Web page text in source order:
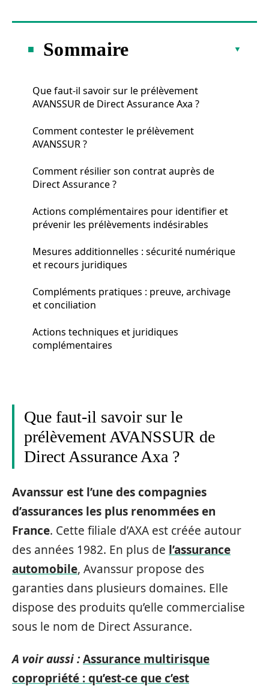
Sommaire
Que faut-il savoir sur le prélèvement
AVANSSUR de Direct Assurance Axa ?
Comment contester le prélèvement
AVANSSUR ?
Comment résilier son contrat auprès de
Direct Assurance ?
Actions complémentaires pour identifier et
prévenir les prélèvements indésirables
Mesures additionnelles : sécurité numérique
et recours juridiques
Compléments pratiques : preuve, archivage
et conciliation
Actions techniques et juridiques
complémentaires
Que faut-il savoir sur le
prélèvement AVANSSUR de
Direct Assurance Axa ?
Avanssurest l’unedescompagnies
d’assurances les plus renommées en
France. Cette filiale d’AXA est créée autour
des années 1982. En plus de l’assurance
automobile, Avanssur propose des
garanties dans plusieurs domaines. Elle
dispose des produits qu’elle commercialise
sous le nom de Direct Assurance.
A voir aussi :Assurance multirisque
copropriété : qu’est-ce que c’est